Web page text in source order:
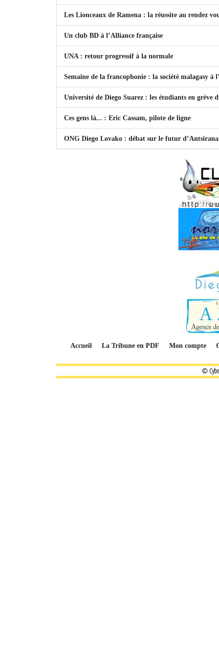
Les Lionceaux de Ramena : la réussite au rendez
Un club BD à l’Alliance française
UNA : retour progressif à la normale
Semaine de la francophonie : la société malagasy à
Université de Diego Suarez : les étudiants en grève
Ces gens là... : Eric Cassam, pilote de ligne
ONG Diego Lovako : débat sur le futur
Accueil La Tribune en PDF Mon compte
©